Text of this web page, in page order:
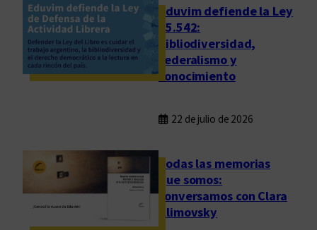
Eduvim defiende la Ley
25.542:
bibliodiversidad,
federalismo y
conocimiento
22 de julio de 2026
Todas las memorias
que somos:
conversamos con Clara
Klimovsky